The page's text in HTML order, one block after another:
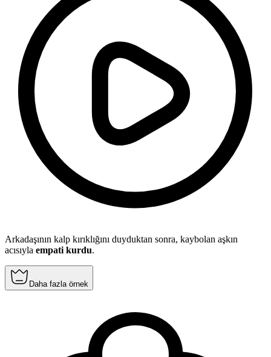
Arkadaşının kalp kırıklığını duyduktan sonra, kaybolan aşkın
acısıyla empati kurdu.
Daha fazla örnek